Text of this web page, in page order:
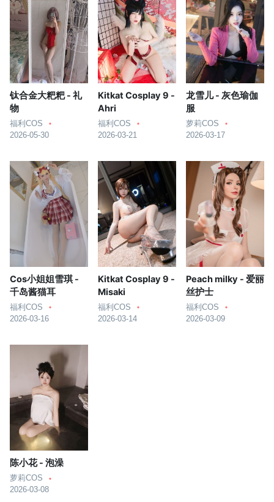
钛合金大粑粑 - 礼
物
福利COS
2026-05-30
Kitkat Cosplay 9 -
Ahri
福利COS
2026-03-21
龙雪儿 - 灰色瑜伽
服
萝莉COS
2026-03-17
Cos小姐姐雪琪 -
千岛酱猫耳
福利COS
2026-03-16
Kitkat Cosplay 9 -
Misaki
福利COS
2026-03-14
Peach milky - 爱丽
丝护士
福利COS
2026-03-09
陈小花 - 泡澡
萝莉COS
2026-03-08